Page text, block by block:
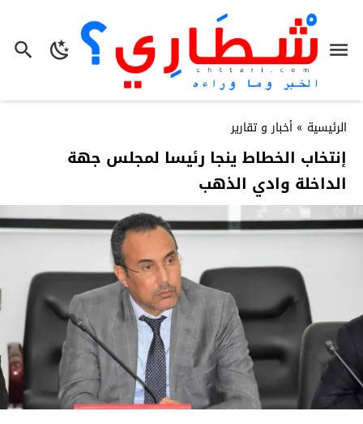
الرئيسية » أخبار و تقارير
إنتخاب الخطاط ينجا رئيسا لمجلس جهة
الداخلة وادي الذهب